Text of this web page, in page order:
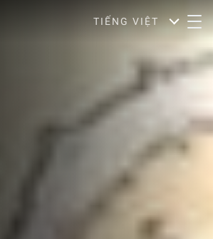
TIẾNG VIỆT